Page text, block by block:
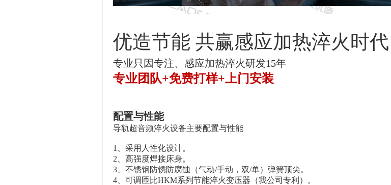
优造节能 共赢感应加热淬火时代
专业只因专注、感应加热淬火研发15年
专业团队+免费打样+上门安装
配置与性能
导轨超音频淬火设备主要配置与性能
1、采用人性化设计。
2、高强度焊接床身。
3、不锈钢防锈防腐蚀（气动/手动，双/单）弹簧顶尖。
4、可调匝比HKM系列节能淬火变压器（我公司专利）。